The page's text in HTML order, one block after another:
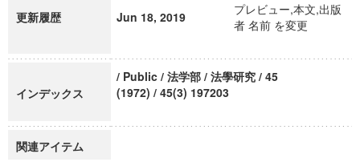
更新履歴
Jun 18, 2019
プレビュー,本文,出版
者 名前 を変更
インデックス
/ Public / 法学部 / 法學研究 / 45
(1972) / 45(3) 197203
関連アイテム